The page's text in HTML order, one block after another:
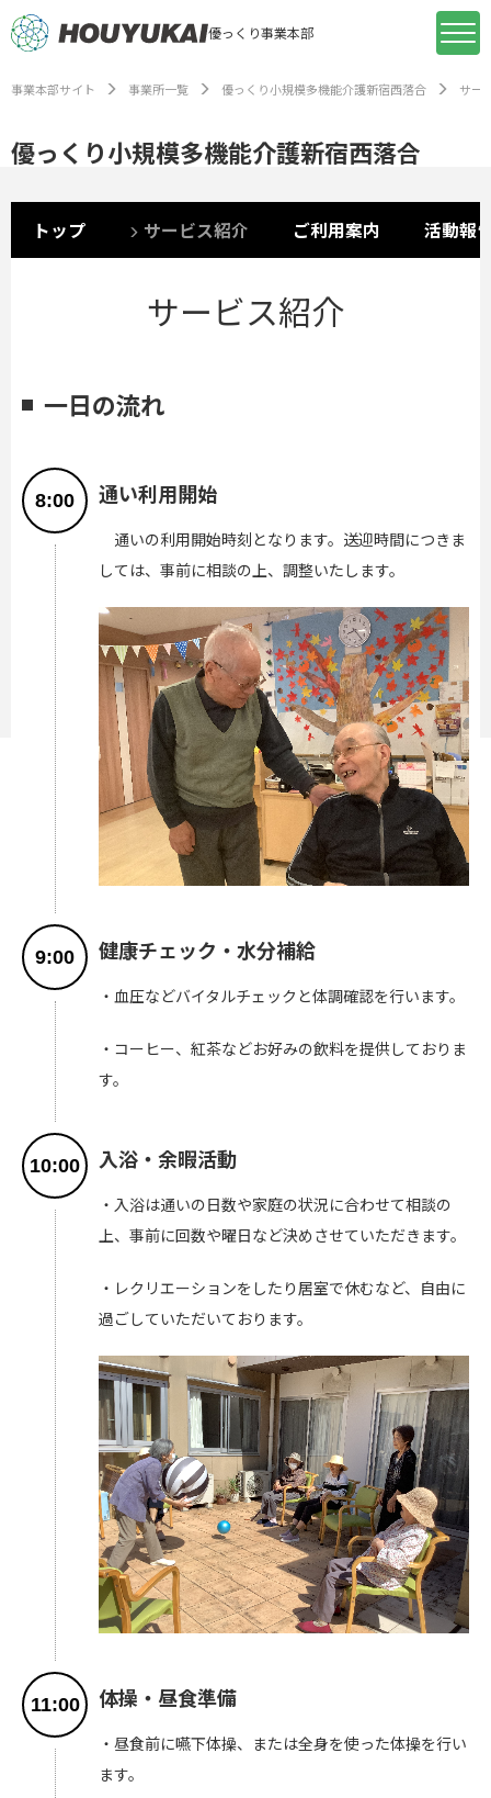
優っくり事業本部
事業本部サイト 事業所一覧 優っくり小規模多機能介護新宿西落合 サー
優っくり小規模多機能介護新宿西落合
トップ サービス紹介 ご利用案内 活動報
サービス紹介
一日の流れ
8:00 通い利用開始
通いの利用開始時刻となります。送迎時間につきま
しては、事前に相談の上、調整いたします。
9:00 健康チェック・水分補給
・血圧などバイタルチェックと体調確認を行います。
・コーヒー、紅茶などお好みの飲料を提供しておりま
す。
10:00 入浴・余暇活動
・入浴は通いの日数や家庭の状況に合わせて相談の
上、事前に回数や曜日など決めさせていただきます。
・レクリエーションをしたり居室で休むなど、自由に
過ごしていただいております。
11:00 体操・昼食準備
・昼食前に嚥下体操、または全身を使った体操を行い
ます。